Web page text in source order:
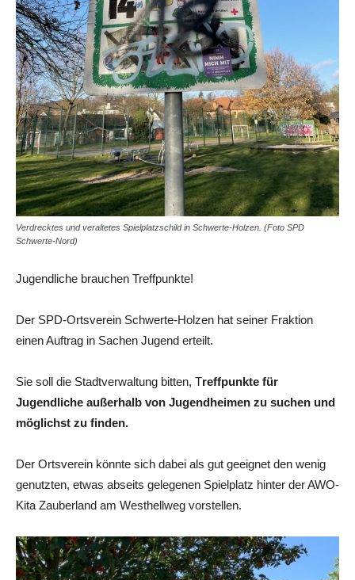
Verdrecktes und veraltetes Spielplatzschild in Schwerte-Holzen. (Foto SPD
Schwerte-Nord)
Jugendliche brauchen Treffpunkte!
Der SPD-Ortsverein Schwerte-Holzen hat seiner Fraktion
einen Auftrag in Sachen Jugend erteilt.
Sie soll die Stadtverwaltung bitten, Treffpunkte für
Jugendliche außerhalb von Jugendheimen zu suchen und
möglichst zu finden.
Der Ortsverein könnte sich dabei als gut geeignet den wenig
genutzten, etwas abseits gelegenen Spielplatz hinter der AWO-
Kita Zauberland am Westhellweg vorstellen.